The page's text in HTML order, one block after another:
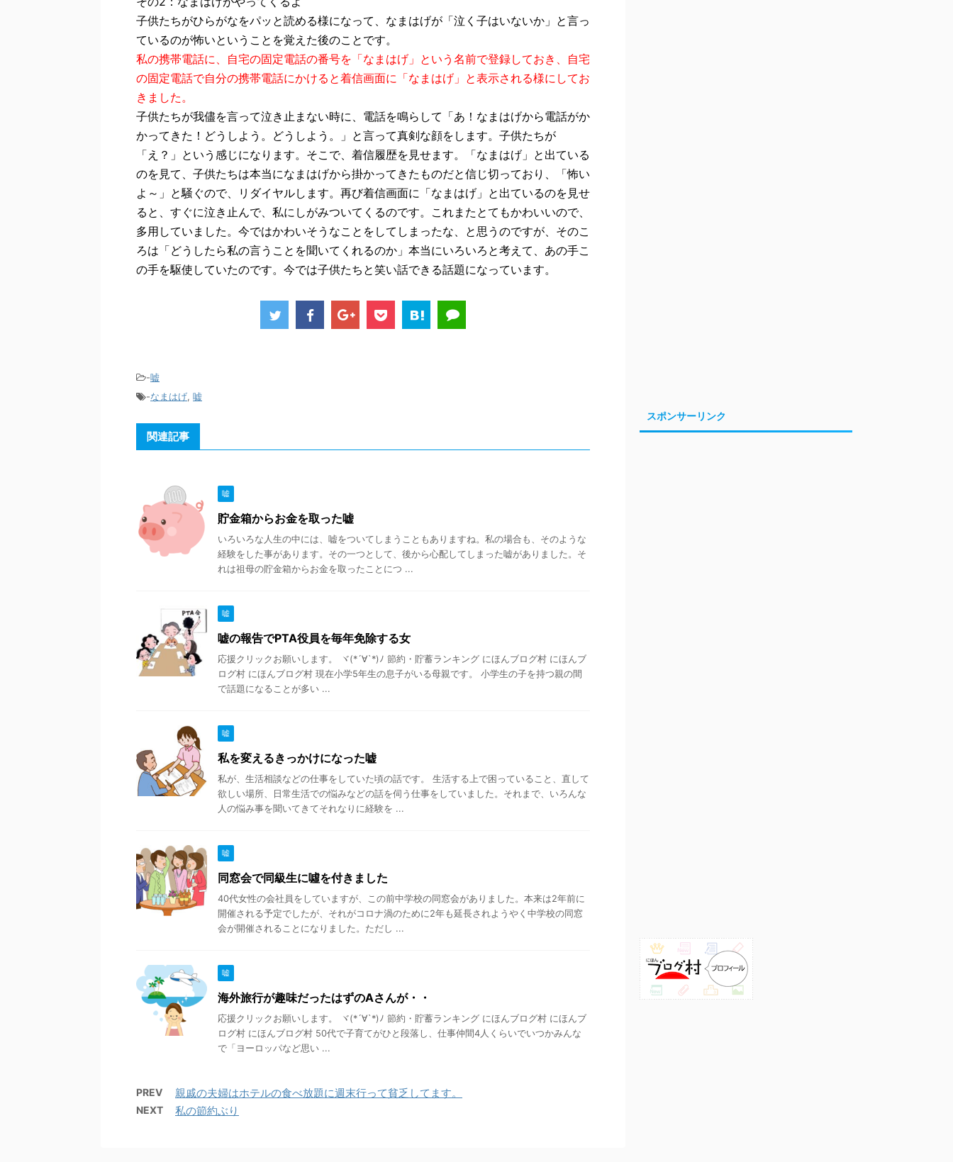
子供たちがひらがなをパッと読める様になって、なまはげが「泣く子はいないか」と言っ
ているのが怖いということを覚えた後のことです。
私の携帯電話に、自宅の固定電話の番号を「なまはげ」という名前で登録しておき、自宅
の固定電話で自分の携帯電話にかけると着信画面に「なまはげ」と表示される様にしてお
きました。
子供たちが我儘を言って泣き止まない時に、電話を鳴らして「あ！なまはげから電話がか
かってきた！どうしよう。どうしよう。」と言って真剣な顔をします。子供たちが
「え？」という感じになります。そこで、着信履歴を見せます。「なまはげ」と出ている
のを見て、子供たちは本当になまはげから掛かってきたものだと信じ切っており、「怖い
よ～」と騒ぐので、リダイヤルします。再び着信画面に「なまはげ」と出ているのを見せ
ると、すぐに泣き止んで、私にしがみついてくるのです。これまたとてもかわいいので、
多用していました。今ではかわいそうなことをしてしまったな、と思うのですが、そのこ
ろは「どうしたら私の言うことを聞いてくれるのか」本当にいろいろと考えて、あの手こ
の手を駆使していたのです。今では子供たちと笑い話できる話題になっています。
-嘘
-なまはげ, 嘘
関連記事
嘘
貯金箱からお金を取った嘘
いろいろな人生の中には、嘘をついてしまうこともありますね。私の場合も、そのような
経験をした事があります。その一つとして、後から心配してしまった嘘がありました。そ
れは祖母の貯金箱からお金を取ったことにつ ...
嘘
嘘の報告でPTA役員を毎年免除する女
応援クリックお願いします。 ヾ(*´∀`*)ﾉ 節約・貯蓄ランキング にほんブログ村 にほんブ
ログ村 にほんブログ村 現在小学5年生の息子がいる母親です。 小学生の子を持つ親の間
で話題になることが多い ...
嘘
私を変えるきっかけになった嘘
私が、生活相談などの仕事をしていた頃の話です。 生活する上で困っていること、直して
欲しい場所、日常生活での悩みなどの話を伺う仕事をしていました。それまで、いろんな
人の悩み事を聞いてきてそれなりに経験を ...
嘘
同窓会で同級生に噓を付きました
40代女性の会社員をしていますが、この前中学校の同窓会がありました。本来は2年前に
開催される予定でしたが、それがコロナ渦のために2年も延長されようやく中学校の同窓
会が開催されることになりました。ただし ...
嘘
海外旅行が趣味だったはずのAさんが・・
応援クリックお願いします。 ヾ(*´∀`*)ﾉ 節約・貯蓄ランキング にほんブログ村 にほんブ
ログ村 にほんブログ村 50代で子育てがひと段落し、仕事仲間4人くらいでいつかみんな
で「ヨーロッパなど思い ...
PREV 親戚の夫婦はホテルの食べ放題に週末行って貧乏してます。
NEXT 私の節約ぶり
スポンサーリンク